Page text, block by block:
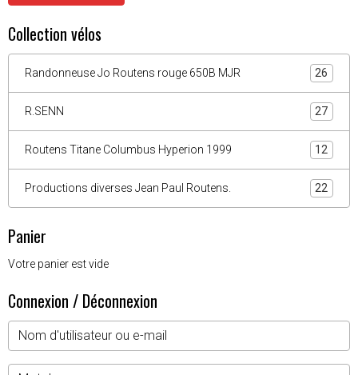
Collection vélos
Randonneuse Jo Routens rouge 650B MJR 26
R.SENN 27
Routens Titane Columbus Hyperion 1999 12
Productions diverses Jean Paul Routens. 22
Panier
Votre panier est vide
Connexion / Déconnexion